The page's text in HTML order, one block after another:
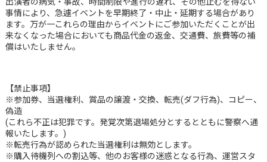
事情により、急遽イベントを早期終了・中止・延期する場合があり
ます。万が一これらの理由からイベントにご参加いただくことが出
来なくなった場合においても商品代金の返金、交通費、旅費等の補
償はいたしません。
【禁止事項】
※参加券、当選権利、賞品の譲渡・交換、転売(ダフ行為)、コピー、
偽造
(これら不正は犯罪です。発覚次第退場処分とするとともに警察へ通
報いたします。)
※転売行為が認められた当選権利は無効とします。
※購入待機列への割込等、他のお客様の迷惑となる行為、運営スタ